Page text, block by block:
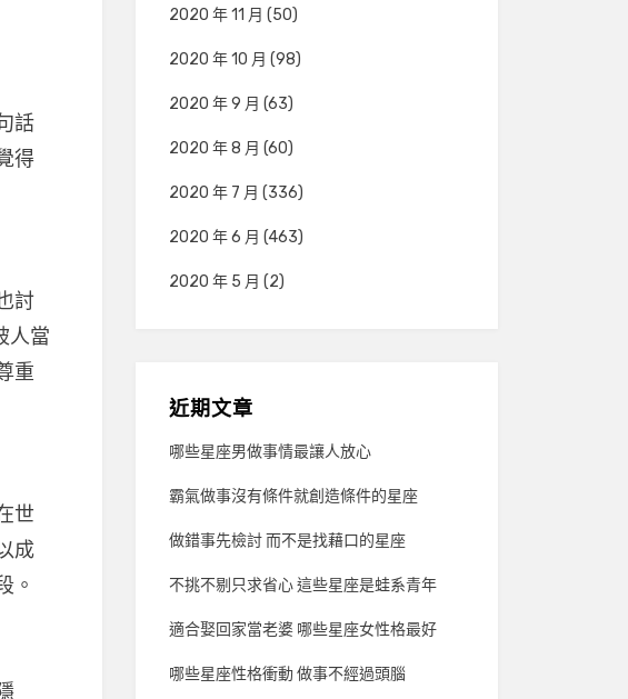
話
得
討
人當
重
世
成
。
2020 年 11 月 (50)
2020 年 10 月 (98)
2020 年 9 月 (63)
2020 年 8 月 (60)
2020 年 7 月 (336)
2020 年 6 月 (463)
2020 年 5 月 (2)
近期文章
哪些星座男做事情最讓人放心
霸氣做事沒有條件就創造條件的星座
做錯事先檢討 而不是找藉口的星座
不挑不剔只求省心 這些星座是蛙系青年
適合娶回家當老婆 哪些星座女性格最好
哪些星座性格衝動 做事不經過頭腦